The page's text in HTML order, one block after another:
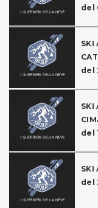
del
SKI
del
SKI
del
SKI
del